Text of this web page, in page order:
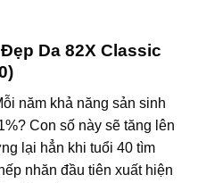
Da 82X Classic
năm khả năng sản sinh
Con số này sẽ tăng lên
lại hẳn khi tuổi 40 tìm
nhăn đầu tiên xuất hiện